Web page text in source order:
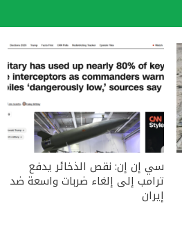
سي إن إن: نقص الذخائر يدفع
ترامب إلى إلغاء ضربات واسعة ضد
إيران